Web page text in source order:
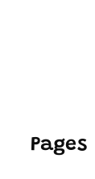
Pages